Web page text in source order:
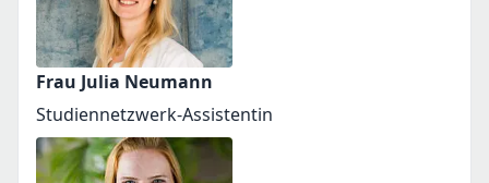
Frau Julia Neumann
Studiennetzwerk-Assistentin